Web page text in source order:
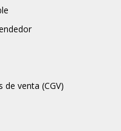
de venta (CGV)